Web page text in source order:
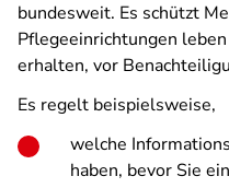
bundesweit. Es schützt
Pflegeeinrichtungen
erhalten, vor
Es regelt beispielsweise,
welche
haben, bevor Sie